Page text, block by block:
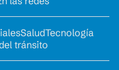
SaludTecnología
tránsito